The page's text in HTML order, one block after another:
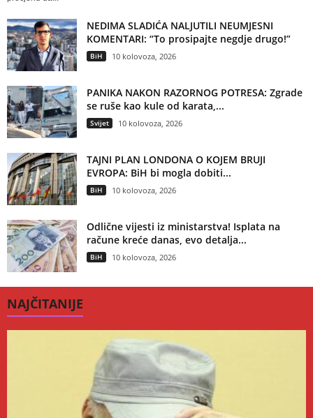
NEDIMA SLADIĆA NALJUTILI NEUMJESNI
KOMENTARI: “To prosipajte negdje drugo!”
BiH 10 kolovoza, 2026
PANIKA NAKON RAZORNOG POTRESA: Zgrade
se ruše kao kule od karata,...
Svijet 10 kolovoza, 2026
TAJNI PLAN LONDONA O KOJEM BRUJI
EVROPA: BiH bi mogla dobiti...
BiH 10 kolovoza, 2026
Odlične vijesti iz ministarstva! Isplata na
račune kreće danas, evo detalja...
BiH 10 kolovoza, 2026
NAJČITANIJE